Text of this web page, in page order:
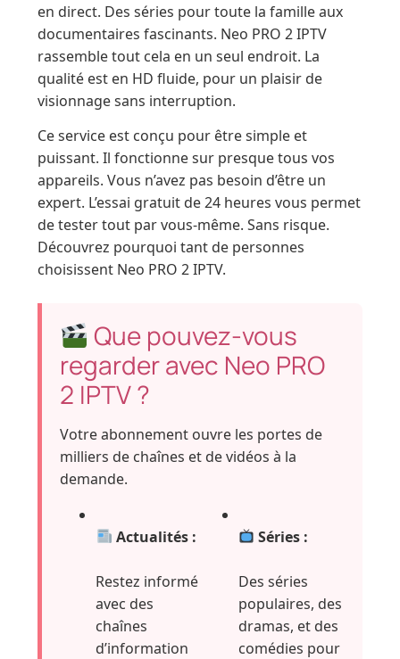
en direct. Des séries pour toute la famille aux
documentaires fascinants. Neo PRO 2 IPTV
rassemble tout cela en un seul endroit. La
qualité est en HD fluide, pour un plaisir de
visionnage sans interruption.
Ce service est conçu pour être simple et
puissant. Il fonctionne sur presque tous vos
appareils. Vous n’avez pas besoin d’être un
expert. L’essai gratuit de 24 heures vous permet
de tester tout par vous-même. Sans risque.
Découvrez pourquoi tant de personnes
choisissent Neo PRO 2 IPTV.
Que pouvez-vous
regarder avec Neo PRO
2 IPTV ?
Votre abonnement ouvre les portes de
milliers de chaînes et de vidéos à la
demande.
Actualités :
Restez informé
avec des
chaînes
d’information
Séries :
Des séries
populaires, des
dramas, et des
comédies pour